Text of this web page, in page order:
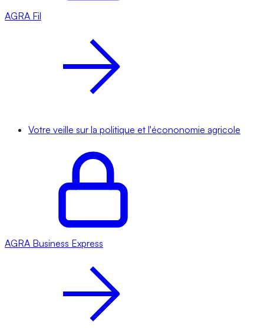
AGRA Fil
Votre veille sur la politique et l'écononomie agricole
AGRA Business Express